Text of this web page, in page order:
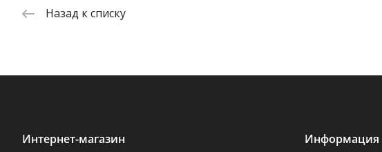
Назад к списку
Интернет-магазин Информация